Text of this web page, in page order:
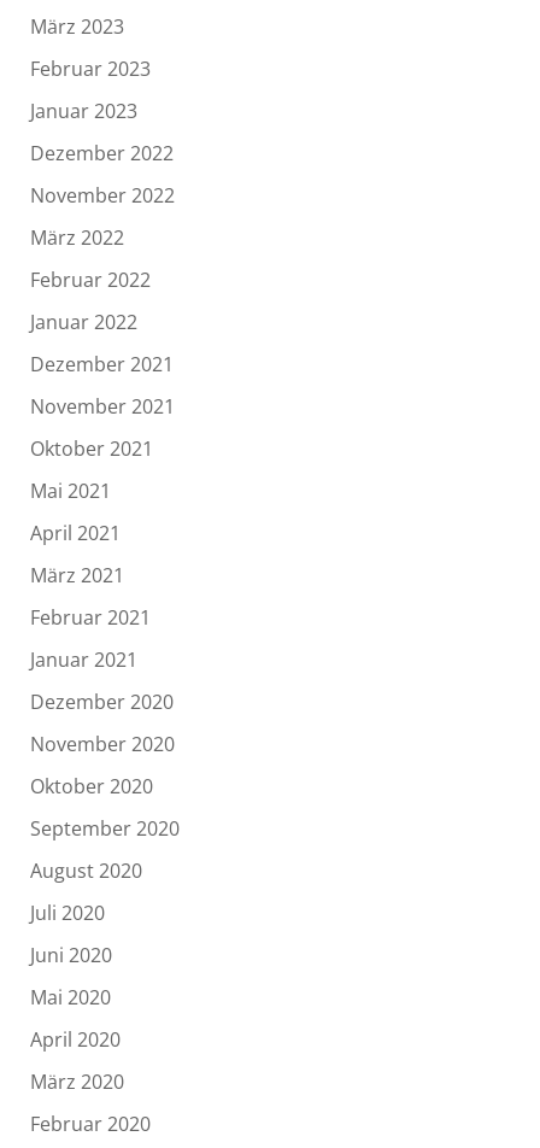
März 2023
Februar 2023
Januar 2023
Dezember 2022
November 2022
März 2022
Februar 2022
Januar 2022
Dezember 2021
November 2021
Oktober 2021
Mai 2021
April 2021
März 2021
Februar 2021
Januar 2021
Dezember 2020
November 2020
Oktober 2020
September 2020
August 2020
Juli 2020
Juni 2020
Mai 2020
April 2020
März 2020
Februar 2020